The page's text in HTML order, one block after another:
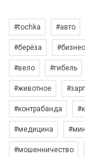
#tochka #авто
#берёза
#вело #гибель
#животное
#контрабанда
#медицина
#мошенничество